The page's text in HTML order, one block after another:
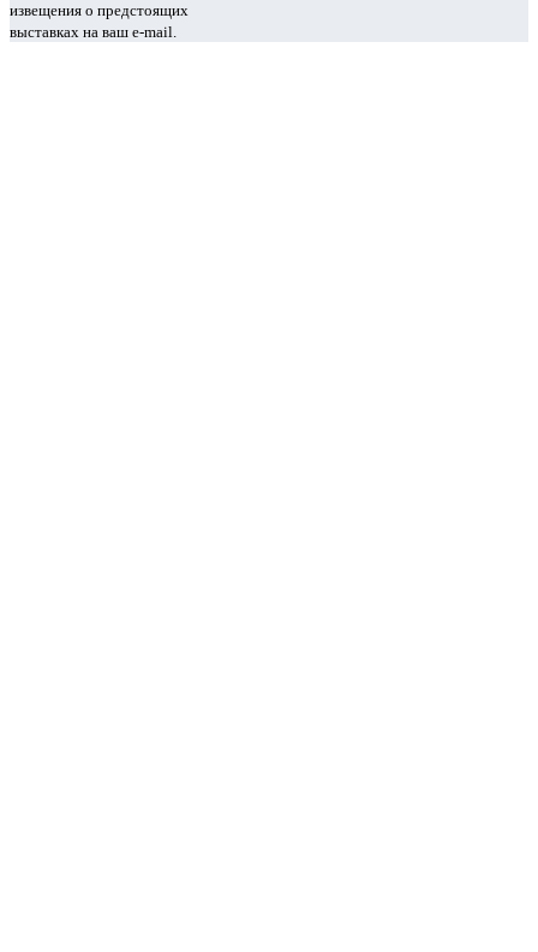
извещения о предстоящих
выставках на ваш e-mail.